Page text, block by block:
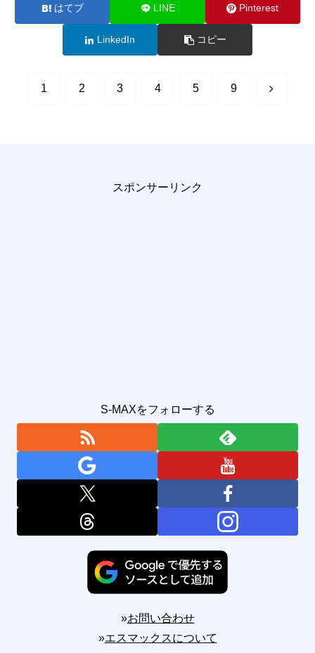
はてブ LINE Pinterest
LinkedIn コピー
1 2 3 4 5 9 次
スポンサーリンク
S-MAXをフォローする
»お問い合わせ
»エスマックスについて